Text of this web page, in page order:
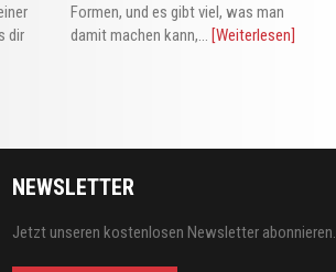
dir
Formen, und es gibt viel, was man
damit machen kann,... [Weiterlesen]
NEWSLETTER
Jetzt unseren kostenlosen Newsletter abonnieren.